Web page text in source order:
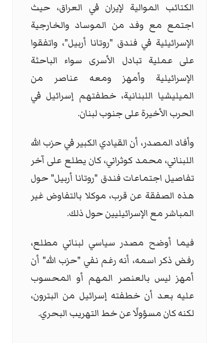
الكتائب الموالية لإيران في العراق، حيث
اجتمع مع وفد من الموساد والخارجية
الإسرائيلية في فندق "روتانا أربيل"، واتفقوا
على عملية تبادل الأسرى سواء الباحثة
الإسرائيلية وأمهز ومعه عناصر من
الميليشيا اللبنانية، خطفتهم إسرائيل في
الحرب الأخيرة على جنوب لبنان.
وأفاد المصدر، أن القيادي الكبير في حزب الله
اللبناني، محمد كوثراني، كان يطلع على آخر
تفاصيل اجتماعات فندق "روتانا أربيل" حول
هذه الصفقة عن قرب، موكلا بالتفاوض غير
المباشر مع الإسرائيليين حول ذلك.
فيما أوضح مصدر سياسي لبناني مطلع،
رفض ذكر اسمه، أنه رغم نفي "حزب الله" أن
أمهز ليس بالعنصر المهم أو المحسوب
عليه بعد أن خطفته إسرائيل من البترون،
لكنه كان مسؤولًا عن خط التهريب البحري.